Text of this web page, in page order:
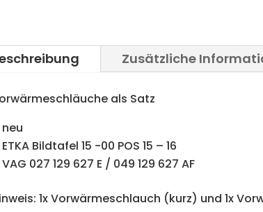
Zusätzliche
als Satz
neu
ETKA Bildtafel 15 -00 POS 15 – 16
VAG 027 129 627 E / 049 129 627 AF
1x Vorwärmeschlauch (kurz) und 1x